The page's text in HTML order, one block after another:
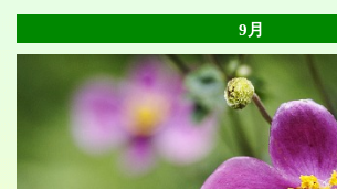
9月